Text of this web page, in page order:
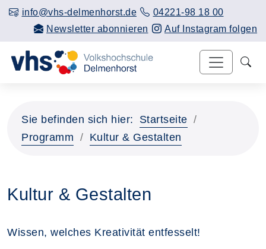
info@vhs-delmenhorst.de
04221-98 18 00
Newsletter abonnieren
Auf Instagram folgen
Sie befinden sich hier:
Startseite
Programm
Kultur & Gestalten
Kultur & Gestalten
Wissen, welches Kreativität entfesselt!